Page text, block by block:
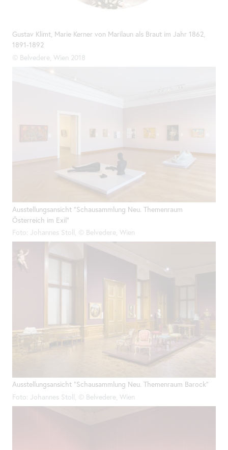
Gustav Klimt, Marie Kerner von Marilaun als Braut im Jahr 1862,
1891-1892
© Belvedere, Wien 2018
Ausstellungsansicht "Schausammlung Neu. Themenraum
Österreich im Exil"
Foto: Johannes Stoll, © Belvedere, Wien
Ausstellungsansicht "Schausammlung Neu. Themenraum Barock"
Foto: Johannes Stoll, © Belvedere, Wien